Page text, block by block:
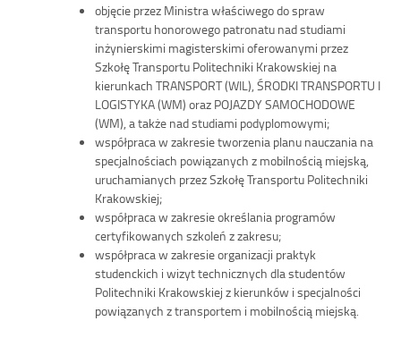
objęcie przez Ministra właściwego do spraw
transportu honorowego patronatu nad studiami
inżynierskimi magisterskimi oferowanymi przez
Szkołę Transportu Politechniki Krakowskiej na
kierunkach TRANSPORT (WIL), ŚRODKI TRANSPORTU I
LOGISTYKA (WM) oraz POJAZDY SAMOCHODOWE
(WM), a także nad studiami podyplomowymi;
współpraca w zakresie tworzenia planu nauczania na
specjalnościach powiązanych z mobilnością miejską,
uruchamianych przez Szkołę Transportu Politechniki
Krakowskiej;
współpraca w zakresie określania programów
certyfikowanych szkoleń z zakresu;
współpraca w zakresie organizacji praktyk
studenckich i wizyt technicznych dla studentów
Politechniki Krakowskiej z kierunków i specjalności
powiązanych z transportem i mobilnością miejską.